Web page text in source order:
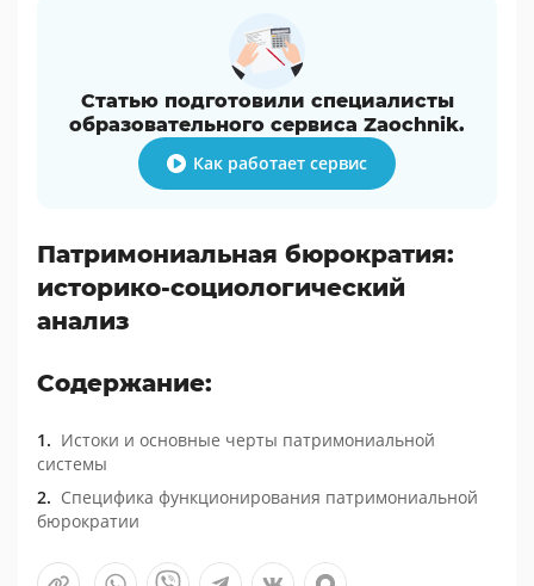
Статью подготовили специалисты
образовательного сервиса Zaochnik.
Как работает сервис
Патримониальная бюрократия:
историко-социологический
анализ
Содержание:
Истоки и основные черты патримониальной
системы
Специфика функционирования патримониальной
бюрократии